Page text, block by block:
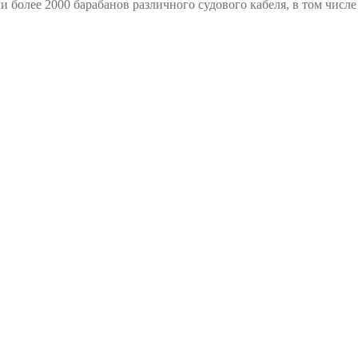
более 2000 барабанов различного судового кабеля, в том